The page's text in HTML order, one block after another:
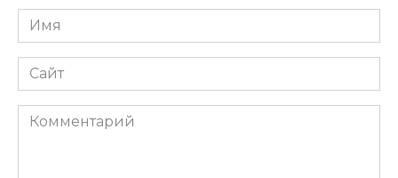
Имя
*
Сайт
Комментарий